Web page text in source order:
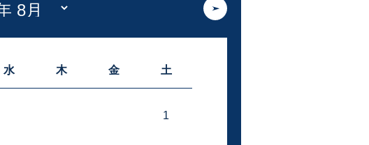
水 木 金 土
1